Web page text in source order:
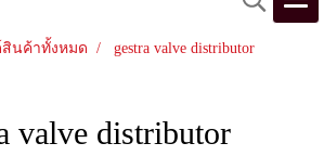
นค้าทั้งหมด gestra valve distributor
valve distributor